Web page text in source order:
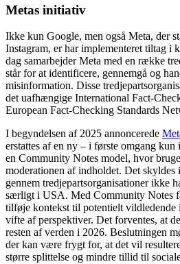
Metas initiativ
Ikke kun Google, men også Meta, der
Instagram, er har implementeret tiltag i
dag samarbejder Meta med en række
står for at identificere, gennemgå og
misinformation. Disse
det uafhængige International Fact-
European Fact-Checking Standards
I begyndelsen af 2025 annoncerede
erstattes af en ny – i første omgang
en Community Notes model, hvor
moderationen af indholdet. Det
gennem tredjepartsorganisationer ikke
særligt i USA. Med Community Notes
tilføje kontekst til potentielt vildledende
vifte af perspektiver. Det forventes, at
resten af verden i 2026. Beslutningen
der kan være frygt for, at det vil
større splittelse og mindre tillid til